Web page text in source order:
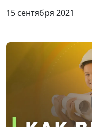
15 сентября 2021
Переводить ли
ребенка на
поведение ребенка?